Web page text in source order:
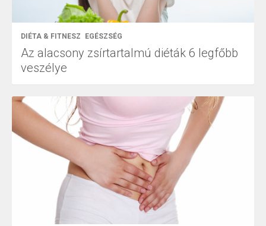
DIÉTA & FITNESZ EGÉSZSÉG
Az alacsony zsírtartalmú diéták 6 legfőbb
veszélye